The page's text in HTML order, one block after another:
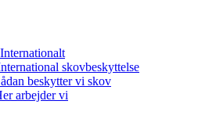
Internationalt
skovbeskyttelse
beskytter vi skov
arbejder vi